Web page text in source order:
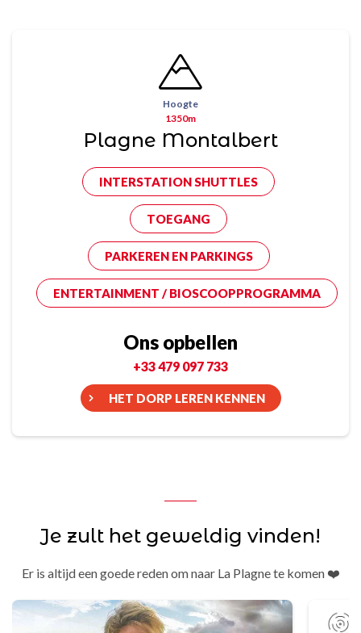
Hoogte
1350m
Plagne Montalbert
INTERSTATION SHUTTLES
TOEGANG
PARKEREN EN PARKINGS
ENTERTAINMENT / BIOSCOOPPROGRAMMA
Ons opbellen
+33 479 097 733
HET DORP LEREN KENNEN
Je zult het geweldig vinden!
Er is altijd een goede reden om naar La Plagne te komen ❤️